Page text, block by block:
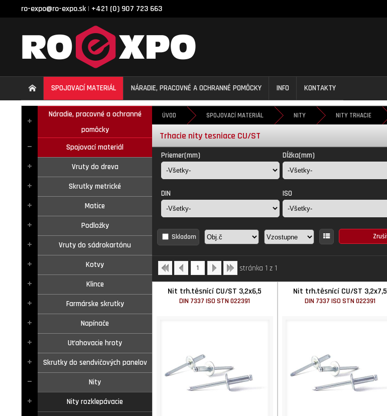
ro-expo@ro-expo.sk | +421 (0) 907 723 663
SPOJOVACÍ MATERIÁL NÁRADIE, PRACOVNÉ A OCHRANNÉ POMÔCKY INFO KONTAKTY
Náradie, pracovné a ochranné
pomôcky
Spojovací materiál
Vruty do dreva
Skrutky metrické
Matice
Podložky
Vruty do sádrokartónu
Kotvy
Klince
Farmárske skrutky
Napínače
Uťahovacie hroty
Skrutky do sendvičových panelov
Nity
Nity rozklepávacie
ÚVOD SPOJOVACÍ MATERIÁL NITY NITY TRHACIE
Trhacie nity tesniace CU/ST
Priemer(mm) Dĺžka(mm)
DIN ISO
Skladom
1 stránka 1 z 1
Nit trh.těsnící CU/ST 3,2x6,5
DIN 7337 ISO STN 022391
Nit trh.těsnící CU/ST 3,2x7,5
DIN 7337 ISO STN 022391